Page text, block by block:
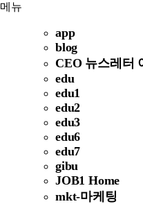
메뉴
app
blog
CEO 뉴스레터
edu
edu1
edu2
edu3
edu6
edu7
gibu
JOB1 Home
mkt-마케팅